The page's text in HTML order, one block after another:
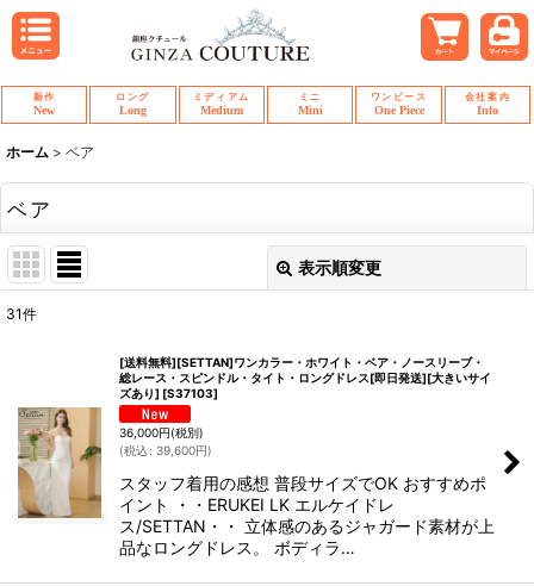
新作
New
ロング
Long
ミディアム
Medium
ミニ
Mini
ワンピース
One Piece
会社案内
Info
ホーム > ベア
ベア
表示順変更
31件
[送料無料][SETTAN]ワンカラー・ホワイト・ベア・ノースリーブ・
総レース・スピンドル・タイト・ロングドレス[即日発送][大きいサイ
ズあり] [S37103]
36,000円(税別)
(税込 : 39,600円)
スタッフ着用の感想 普段サイズでOK おすすめポ
イント ・・ERUKEI LK エルケイドレ
ス/SETTAN・・ 立体感のあるジャガード素材が上
品なロングドレス。 ボディラ…